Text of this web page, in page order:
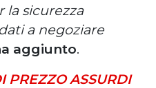
sicurezza
a negoziare
aggiunto.
PREZZO ASSURDI